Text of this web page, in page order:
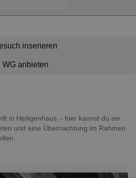
inserieren
WG anbieten
in Heiligenhaus – hier kannst du ein
und eine Übernachtung im Rahmen